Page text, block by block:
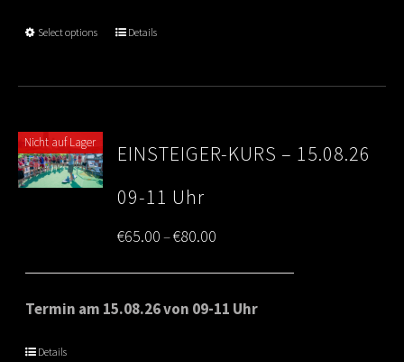
Select options Details
Nicht auf Lager
EINSTEIGER-KURS – 15.08.26
09-11 Uhr
€65.00–€80.00
range:
€65.00
Termin am 15.08.26 von 09-11 Uhr
Details